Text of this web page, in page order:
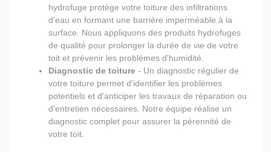
hydrofuge protège votre toiture des infiltrations
d'eau en formant une barrière imperméable à la
surface. Nous appliquons des produits hydrofuges
de qualité pour prolonger la durée de vie de votre
toit et prévenir les problèmes d'humidité.
Diagnostic de toiture - Un diagnostic régulier de
votre toiture permet d'identifier les problèmes
potentiels et d'anticiper les travaux de réparation ou
d'entretien nécessaires. Notre équipe réalise un
diagnostic complet pour assurer la pérennité de
votre toit.